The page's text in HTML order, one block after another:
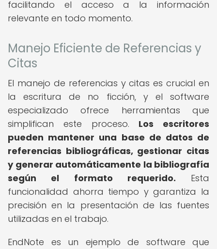
facilitando el acceso a la información
relevante en todo momento.
Manejo Eficiente de Referencias y
Citas
El manejo de referencias y citas es crucial en
la escritura de no ficción, y el software
especializado ofrece herramientas que
simplifican este proceso. Los escritores
pueden mantener una base de datos de
referencias bibliográficas, gestionar citas
y generar automáticamente la bibliografía
según el formato requerido. Esta
funcionalidad ahorra tiempo y garantiza la
precisión en la presentación de las fuentes
utilizadas en el trabajo.
EndNote es un ejemplo de software que